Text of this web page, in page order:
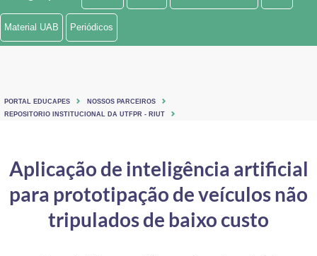
Ministério de Minas e Energia
Ministério do Turismo
Controladoria-Geral da União
Ministério da Mulher, da Família e dos Direitos Humanos
Material UAB Periódicos
PORTAL EDUCAPES
NOSSOS PARCEIROS
REPOSITORIO INSTITUCIONAL DA UTFPR - RIUT
Aplicação de inteligência artificial
para prototipação de veículos não
tripulados de baixo custo